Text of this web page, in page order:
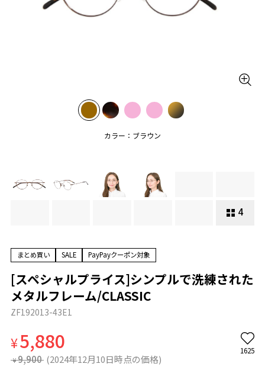
カラー：ブラウン
4
まとめ買い SALE PayPayクーポン対象
[スペシャルプライス]シンプルで洗練された
メタルフレーム/CLASSIC
ZF192013-43E1
¥5,880
¥ 9,900 (2024年12月10日時点の価格)
1625